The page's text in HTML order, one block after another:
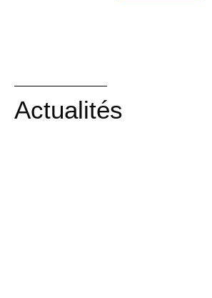
Actualités